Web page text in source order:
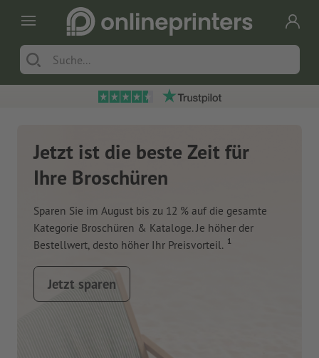
Jetzt ist die beste Zeit für
Ihre Broschüren
Sparen Sie im August bis zu 12 % auf die gesamte
Kategorie Broschüren & Kataloge. Je höher der
Bestellwert, desto höher Ihr Preisvorteil. 1
Jetzt sparen